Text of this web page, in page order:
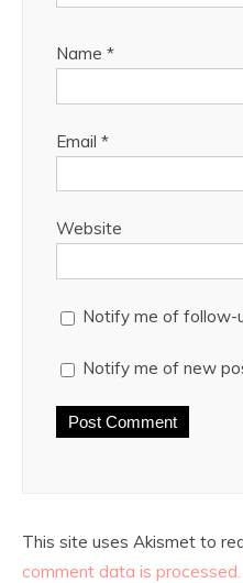
Name *
Email *
Website
Notify me of follow-
Notify me of new
This site uses Akismet to
comment data is processed.